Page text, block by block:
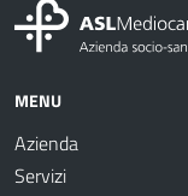
MENU
Azienda
Servizi